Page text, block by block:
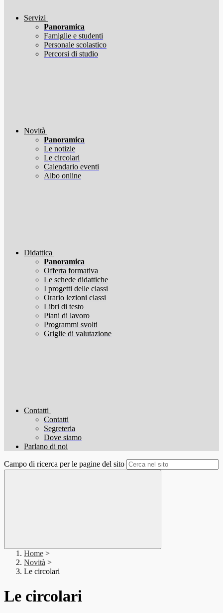
Servizi
Panoramica
Famiglie e studenti
Personale scolastico
Percorsi di studio
Novità
Panoramica
Le notizie
Le circolari
Calendario eventi
Albo online
Didattica
Panoramica
Offerta formativa
Le schede didattiche
I progetti delle classi
Orario lezioni classi
Libri di testo
Piani di lavoro
Programmi svolti
Griglie di valutazione
Contatti
Contatti
Segreteria
Dove siamo
Parlano di noi
Campo di ricerca per le pagine del sito
Home >
Novità >
Le circolari
Le circolari